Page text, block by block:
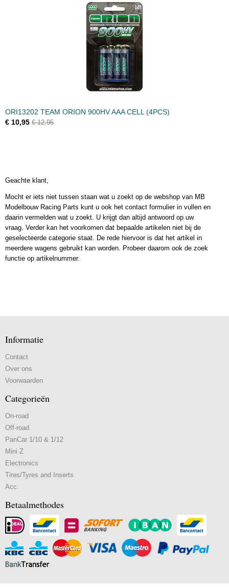
ORI13202 TEAM ORION 900HV AAA CELL (4PCS)
€ 10,95 € 12,95
Geachte klant,
Mocht er iets niet tussen staan wat u zoekt op de webshop van MB
Modelbouw Racing Parts kunt u ook het contact formulier in vullen en
daarin vermelden wat u zoekt. U krijgt dan altijd antwoord op uw
vraag. Verder kan het voorkomen dat bepaalde artikelen niet bij de
geselecteerde categorie staat. De rede hiervoor is dat het artikel in
meerdere wagens gebruikt kan worden. Probeer daarom ook de zoek
functie op artikelnummer.
Informatie
Contact
Over ons
Voorwaarden
Categorieën
On-road
Off-road
PanCar 1/10 & 1/12
Mini Z
Electronics
Tires/Tyres and Inserts
Acc.
Betaalmethodes